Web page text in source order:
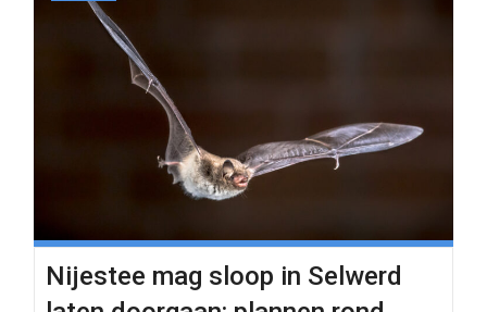
Nijestee mag sloop in Selwerd